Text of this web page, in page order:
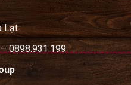
Lạt
0898.931.199